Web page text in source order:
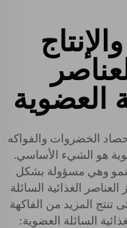
العضوية
الخضروات والفواكه
هو الشيء الأساسي.
للنمو وهي مسؤولة بشكل
الغذائية السائلة
تنتج المزيد من الفاكهة
السائلة العضوية: